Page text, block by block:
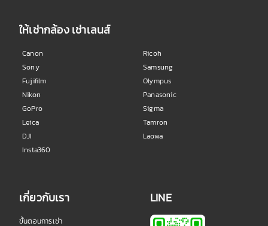
ให้เช่ากล้อง เช่าเลนส์
Canon
Sony
Fujifilm
Nikon
GoPro
Leica
DJI
Insta360
Ricoh
Samsung
Olympus
Panasonic
Sigma
Tamron
Laowa
เกี่ยวกับเรา
ขั้นตอนการเช่า
LINE